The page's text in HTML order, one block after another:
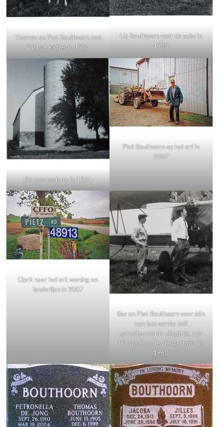
Thomas en Piet Bouthoorn met
2 jonge kalfjes in 1961
Lia Bouthoorn voor de auto in
1960
De graanschuur in 1961
Piet Bouthoorn op het erf in
2007
Oprit naar het erf, woning en
landerijen in 2007
Bas en Piet Bouthoorn voor één
van hun eerste zelf
gerestaureerde vliegtuig, zus
Lia staat op de vleugel foto uit
1960